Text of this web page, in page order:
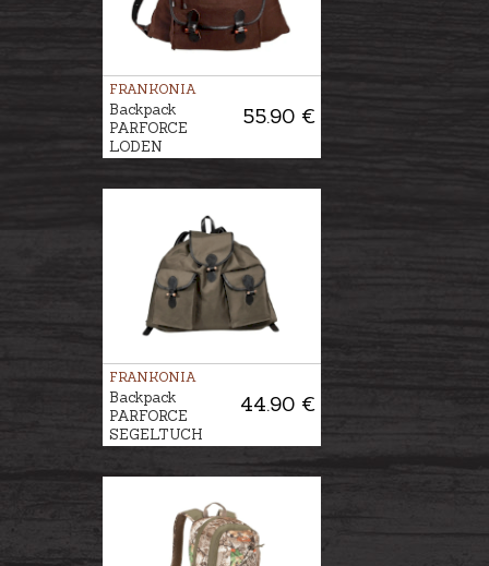
FRANKONIA
55.90 €
Backpack
PARFORCE
LODEN
FRANKONIA
44.90 €
Backpack
PARFORCE
SEGELTUCH